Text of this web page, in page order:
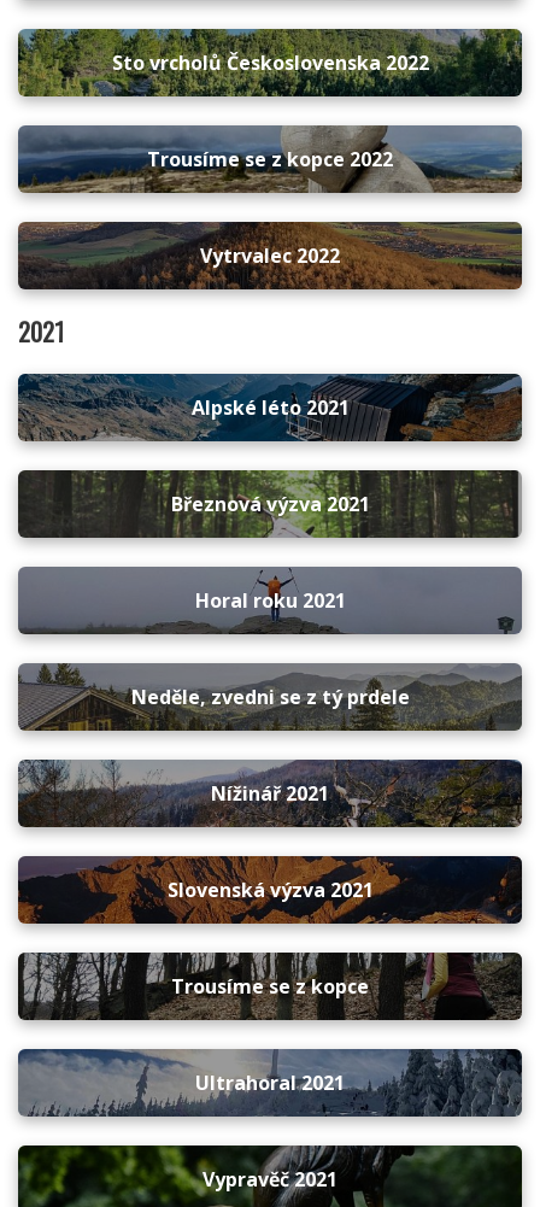
Sto vrcholů Československa 2022
Trousíme se z kopce 2022
Vytrvalec 2022
2021
Alpské léto 2021
Březnová výzva 2021
Horal roku 2021
Neděle, zvedni se z tý prdele
Nížinář 2021
Slovenská výzva 2021
Trousíme se z kopce
Ultrahoral 2021
Vypravěč 2021